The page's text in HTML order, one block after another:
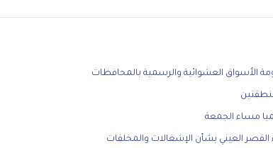
الأسواق العشوائية والرسمية بالمحافظات
مساء الجمعة
العيني بشأن الإشغالات والمخلفات